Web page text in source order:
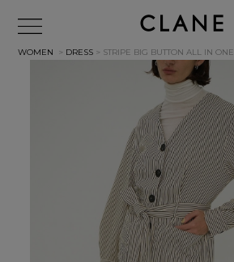
WOMEN > DRESS > STRIPE BIG BUTTON ALL IN ONE